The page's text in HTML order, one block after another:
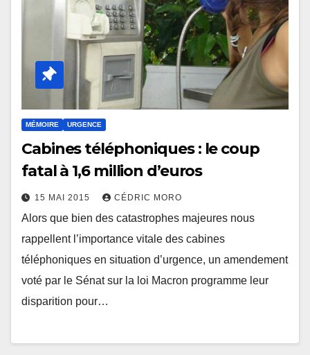
MÉMOIRE URGENCE
Cabines téléphoniques : le coup
fatal à 1,6 million d’euros
15 MAI 2015 CÉDRIC MORO
Alors que bien des catastrophes majeures nous
rappellent l’importance vitale des cabines
téléphoniques en situation d’urgence, un amendement
voté par le Sénat sur la loi Macron programme leur
disparition pour…